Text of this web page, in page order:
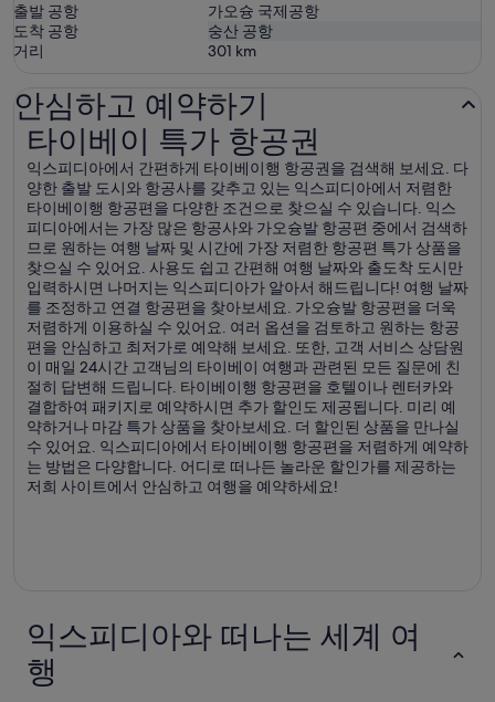
출발 공항
가오슝 국제공항
도착 공항
숭산 공항
거리
301 km
안심하고 예약하기
타이베이 특가 항공권
익스피디아에서 간편하게 타이베이행 항공권을 검색해 보세요. 다
양한 출발 도시와 항공사를 갖추고 있는 익스피디아에서 저렴한
타이베이행 항공편을 다양한 조건으로 찾으실 수 있습니다. 익스
피디아에서는 가장 많은 항공사와 가오슝발 항공편 중에서 검색하
므로 원하는 여행 날짜 및 시간에 가장 저렴한 항공편 특가 상품을
찾으실 수 있어요. 사용도 쉽고 간편해 여행 날짜와 출도착 도시만
입력하시면 나머지는 익스피디아가 알아서 해드립니다! 여행 날짜
를 조정하고 연결 항공편을 찾아보세요. 가오슝발 항공편을 더욱
저렴하게 이용하실 수 있어요. 여러 옵션을 검토하고 원하는 항공
편을 안심하고 최저가로 예약해 보세요. 또한, 고객 서비스 상담원
이 매일 24시간 고객님의 타이베이 여행과 관련된 모든 질문에 친
절히 답변해 드립니다. 타이베이행 항공편을 호텔이나 렌터카와
결합하여 패키지로 예약하시면 추가 할인도 제공됩니다. 미리 예
약하거나 마감 특가 상품을 찾아보세요. 더 할인된 상품을 만나실
수 있어요. 익스피디아에서 타이베이행 항공편을 저렴하게 예약하
는 방법은 다양합니다. 어디로 떠나든 놀라운 할인가를 제공하는
저희 사이트에서 안심하고 여행을 예약하세요!
타이베이 특가 항공권
익스피디아와 떠나는 세계 여
행